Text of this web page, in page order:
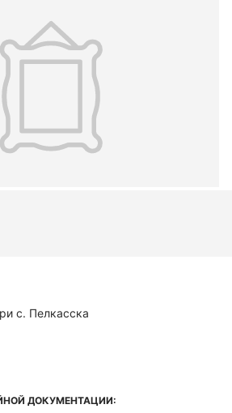
с. Пелкасска
ДОКУМЕНТАЦИИ: